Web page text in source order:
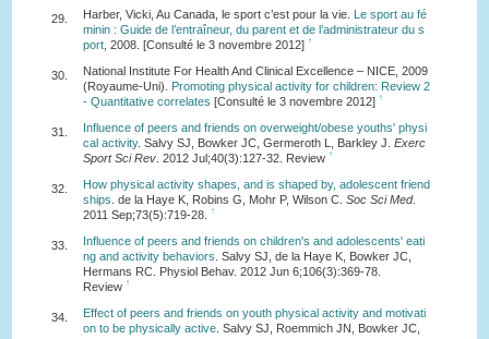
29. Harber, Vicki, Au Canada, le sport c’est pour la vie. Le sport au fé
minin : Guide de l’entraîneur, du parent et de l’administrateur du s
port, 2008. [Consulté le 3 novembre 2012] ↑
30.
National Institute For Health And Clinical Excellence – NICE, 2009
(Royaume-Uni).
Promoting physical activity for children: Review 2
- Quantitative correlates [Consulté le 3 novembre 2012] ↑
31.
Influence of peers and friends on overweight/obese youths' physi
cal activity. Salvy SJ, Bowker JC, Germeroth L, Barkley J. Exerc
Sport Sci Rev. 2012 Jul;40(3):127-32. Review ↑
32.
How physical activity shapes, and is shaped by, adolescent friend
ships . de la Haye K, Robins G, Mohr P, Wilson C. Soc Sci Med.
2011 Sep;73(5):719-28.
↑
33.
Influence of peers and friends on children's and adolescents' eati
ng and activity behaviors . Salvy SJ, de la Haye K, Bowker JC,
Hermans RC. Physiol Behav. 2012 Jun 6;106(3):369-78.
Review ↑
34.
Effect of peers and friends on youth physical activity and motivati
on to be physically active. Salvy SJ, Roemmich JN, Bowker JC,